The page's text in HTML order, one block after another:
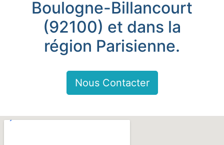
Boulogne-Billancourt
(92100) et dans la
région Parisienne.
Nous Contacter